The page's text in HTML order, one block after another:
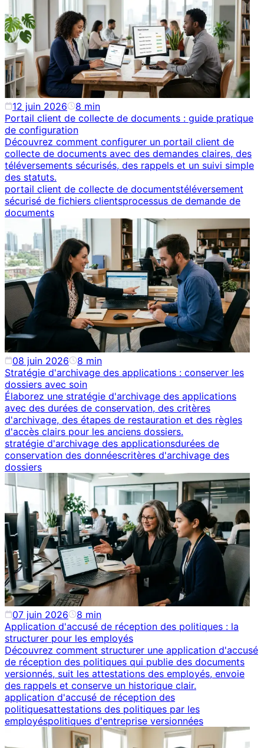
12 juin 2026 8 min
Portail client de collecte de documents : guide pratique
de configuration
Découvrez comment configurer un portail client de
collecte de documents avec des demandes claires, des
téléversements sécurisés, des rappels et un suivi simple
des statuts.
portail client de collecte de documentstéléversement
sécurisé de fichiers clientsprocessus de demande de
documents
08 juin 2026 8 min
Stratégie d'archivage des applications : conserver les
dossiers avec soin
Élaborez une stratégie d'archivage des applications
avec des durées de conservation, des critères
d'archivage, des étapes de restauration et des règles
d'accès clairs pour les anciens dossiers.
stratégie d'archivage des applicationsdurées de
conservation des donnéescritères d'archivage des
dossiers
07 juin 2026 8 min
Application d'accusé de réception des politiques : la
structurer pour les employés
Découvrez comment structurer une application d'accusé
de réception des politiques qui publie des documents
versionnés, suit les attestations des employés, envoie
des rappels et conserve un historique clair.
application d'accusé de réception des
politiquesattestations des politiques par les
employéspolitiques d'entreprise versionnées